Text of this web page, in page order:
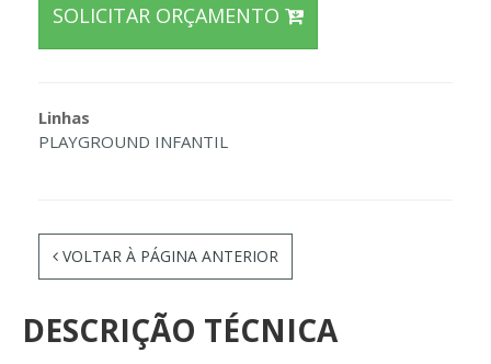
SOLICITAR ORÇAMENTO
Linhas
PLAYGROUND INFANTIL
VOLTAR À PÁGINA ANTERIOR
DESCRIÇÃO TÉCNICA